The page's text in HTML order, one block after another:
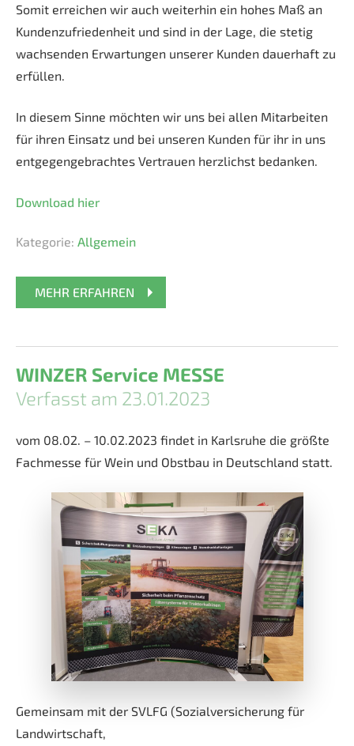
Somit erreichen wir auch weiterhin ein hohes Maß an
Kundenzufriedenheit und sind in der Lage, die stetig
wachsenden Erwartungen unserer Kunden dauerhaft zu
erfüllen.
In diesem Sinne möchten wir uns bei allen Mitarbeiten
für ihren Einsatz und bei unseren Kunden für ihr in uns
entgegengebrachtes Vertrauen herzlichst bedanken.
Download hier
Kategorie: Allgemein
MEHR ERFAHREN
WINZER Service MESSE
Verfasst am 23.01.2023
vom 08.02. – 10.02.2023 findet in Karlsruhe die größte
Fachmesse für Wein und Obstbau in Deutschland statt.
Gemeinsam mit der SVLFG (Sozialversicherung für
Landwirtschaft,